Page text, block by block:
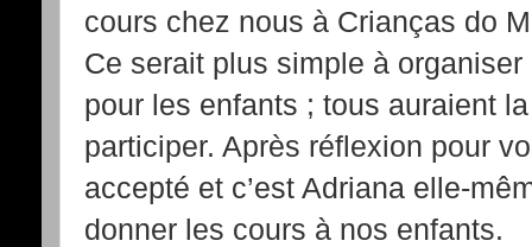
cours chez nous à Crianças do
Ce serait plus simple à
pour les enfants ; tous auraient
participer. Après réflexion pour
accepté et c’est Adriana elle-
donner les cours à nos enfants.